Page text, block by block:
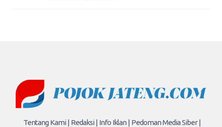
Tentang Kami | Redaksi | Info Iklan | Pedoman Media Siber |